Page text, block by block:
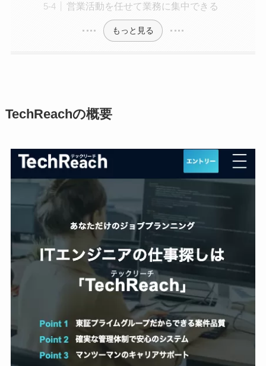
営業活動を任せて業務に集中できる
もっと見る
TechReachの概要